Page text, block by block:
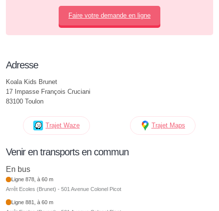
Faire votre demande en ligne
Adresse
Koala Kids Brunet
17 Impasse François Cruciani
83100 Toulon
Trajet Waze Trajet Maps
Venir en transports en commun
En bus
Ligne 878, à 60 m
Arrêt Ecoles (Brunet) - 501 Avenue Colonel Picot
Ligne 881, à 60 m